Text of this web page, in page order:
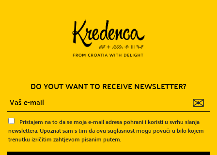
DO YOUT WANT TO RECEIVE NEWSLETTER?
✉
Pristajem na to da se moja e-mail adresa pohrani i koristi u svrhu slanja
newslettera. Upoznat sam s tim da ovu suglasnost mogu povući u bilo kojem
trenutku izričitim zahtjevom pisanim putem.